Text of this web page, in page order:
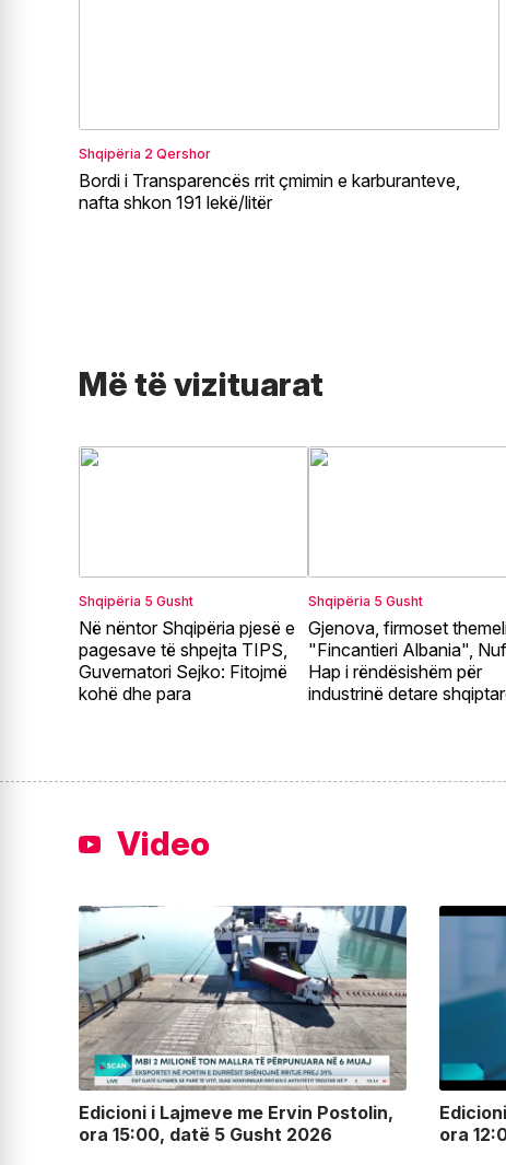
Shqipëria 2 Qershor
Bordi i Transparencës rrit çmimin e karburanteve,
nafta shkon 191 lekë/litër
Më të vizituarat
Shqipëria 5 Gusht
Në nëntor Shqipëria pjesë e
pagesave të shpejta TIPS,
Guvernatori Sejko: Fitojmë
kohë dhe para
Shqipëria 5 Gusht
Gjenova, firmoset
"Fincantieri Albania",
Hap i rëndësishëm për
industrinë detare
Video
Edicioni i Lajmeve me Ervin Postolin,
ora 15:00, datë 5 Gusht 2026
ora